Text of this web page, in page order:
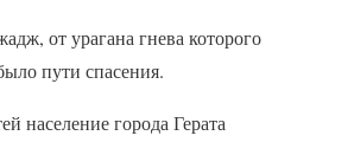
от урагана гнева которого
пути спасения.
население города Герата